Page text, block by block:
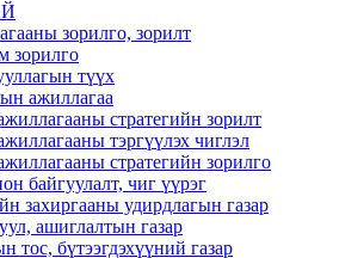
зорилго, зорилт
зорилго
түүх
ажиллагаа
стратегийн зорилт
тэргүүлэх чиглэл
стратегийн зорилго
байгуулалт, чиг үүрэг
захиргааны удирдлагын газар
ашиглалтын газар
тос, бүтээгдэхүүний газар